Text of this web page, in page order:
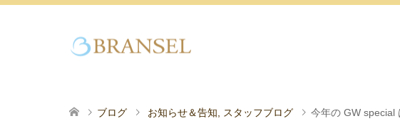
ブログ お知らせ＆告知 スタッフブログ 今年の GW special